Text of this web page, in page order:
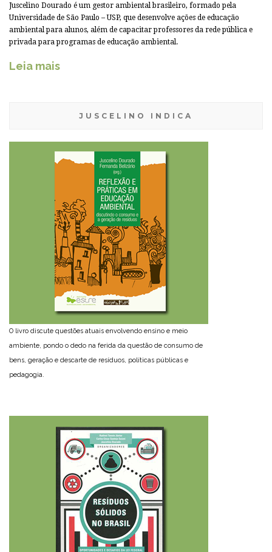
Juscelino Dourado é um gestor ambiental brasileiro, formado pela
Universidade de São Paulo – USP, que desenvolve ações de educação
ambiental para alunos, além de capacitar professores da rede pública e
privada para programas de educação ambiental.
Leia mais
JUSCELINO INDICA
O livro discute questões atuais envolvendo ensino e meio
ambiente, pondo o dedo na ferida da questão de consumo de
bens, geração e descarte de resíduos, políticas públicas e
pedagogia.